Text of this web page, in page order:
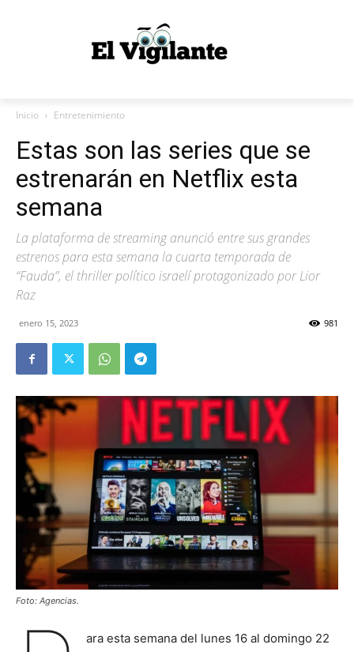
Inicio Entretenimiento
Estas son las series que se
estrenarán en Netflix esta
semana
La plataforma de streaming anunció entre sus grandes
estrenos para esta semana la cuarta temporada de
“Fauda”, el thriller político israelí protagonizado por Lior
Raz
enero 15, 2023 981
Foto: Agencias.
ara esta semana del lunes 16 al domingo 22